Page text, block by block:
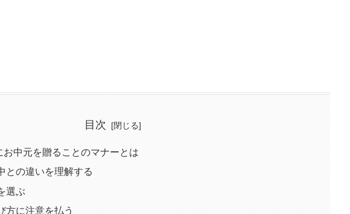
目次
お中元を贈ることのマナーとは
との違いを理解する
選ぶ
方に注意を払う